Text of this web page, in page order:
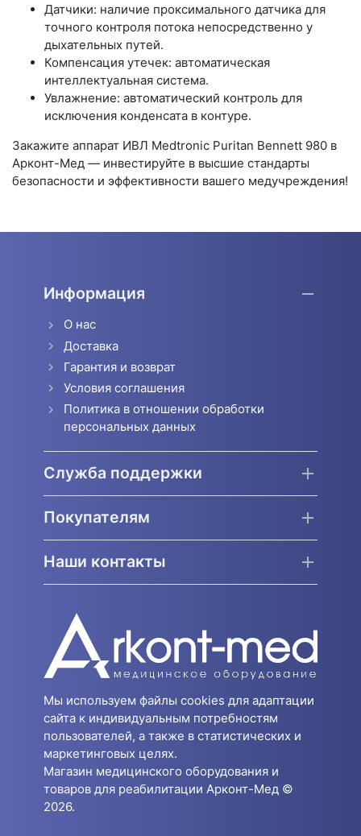
Датчики: наличие проксимального датчика для
точного контроля потока непосредственно у
дыхательных путей.
Компенсация утечек: автоматическая
интеллектуальная система.
Увлажнение: автоматический контроль для
исключения конденсата в контуре.
Закажите аппарат ИВЛ Medtronic Puritan Bennett 980 в
Арконт-Мед — инвестируйте в высшие стандарты
безопасности и эффективности вашего медучреждения!
Информация
О нас
Доставка
Гарантия и возврат
Условия соглашения
Политика в отношении обработки
персональных данных
Служба поддержки
Покупателям
Наши контакты
Мы используем файлы cookies для адаптации
сайта к индивидуальным потребностям
пользователей, а также в статистических и
маркетинговых целях.
Магазин медицинского оборудования и
товаров для реабилитации Арконт-Мед ©
2026.